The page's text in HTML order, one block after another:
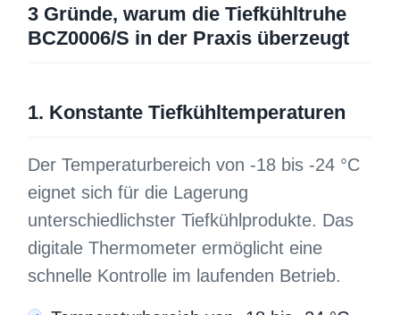
3 Gründe, warum die Tiefkühltruhe
BCZ0006/S in der Praxis überzeugt
1. Konstante Tiefkühltemperaturen
Der Temperaturbereich von -18 bis -24 °C
eignet sich für die Lagerung
unterschiedlichster Tiefkühlprodukte. Das
digitale Thermometer ermöglicht eine
schnelle Kontrolle im laufenden Betrieb.